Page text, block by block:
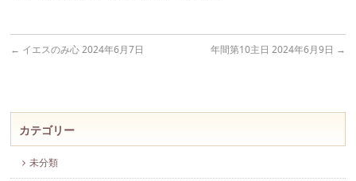
← イエスのみ心 2024年6月7日 年間第10主日 2024年6月9日 →
カテゴリー
未分類